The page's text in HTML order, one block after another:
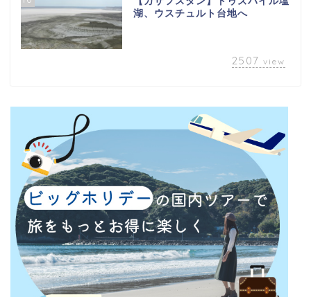
湖、ウスチュルト台地へ
2507 view